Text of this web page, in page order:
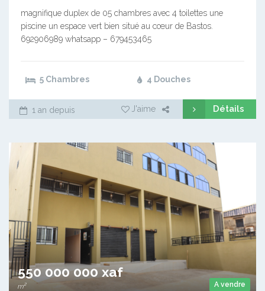
magnifique duplex de 05 chambres avec 4 toilettes une
piscine un espace vert bien situé au cœur de Bastos.
692906989 whatsapp – 679453465
5 Chambres 4 Douches
1 an depuis J'aime Détails
A vendre
550 000 000 xaf
m²